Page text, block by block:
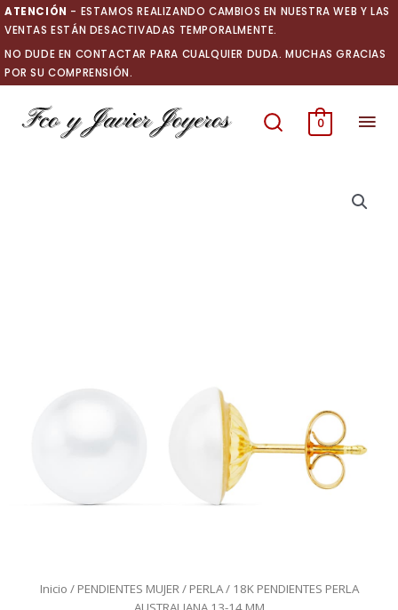
Ir
al
contenido
ATENCIÓN - ESTAMOS REALIZANDO CAMBIOS EN NUESTRA WEB Y LAS
VENTAS ESTÁN DESACTIVADAS TEMPORALMENTE.
NO DUDE EN CONTACTAR PARA CUALQUIER DUDA. MUCHAS GRACIAS
POR SU COMPRENSIÓN.
0
Inicio / PENDIENTES MUJER / PERLA/ 18K PENDIENTES PERLA